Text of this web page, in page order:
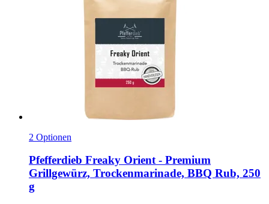
2 Optionen
Pfefferdieb Freaky Orient -​ Premium
Grillgewürz, Trockenmarinade, BBQ Rub, 250
g